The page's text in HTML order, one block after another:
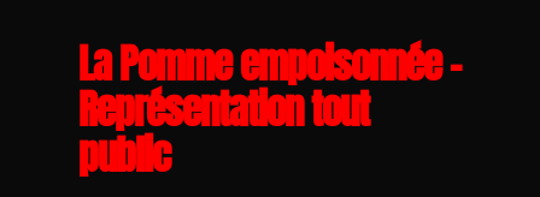
La Pomme empoisonnée –
Représentation tout
public